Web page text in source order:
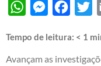
WhatsAppMessenger
Tempo de leitura: < 1
Avançam as